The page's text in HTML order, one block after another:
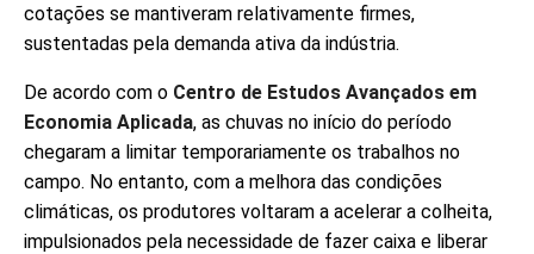
cotações se mantiveram relativamente firmes,
sustentadas pela demanda ativa da indústria.
De acordo com o Centro de Estudos Avançados em
Economia Aplicada, as chuvas no início do período
chegaram a limitar temporariamente os trabalhos no
campo. No entanto, com a melhora das condições
climáticas, os produtores voltaram a acelerar a colheita,
impulsionados pela necessidade de fazer caixa e liberar